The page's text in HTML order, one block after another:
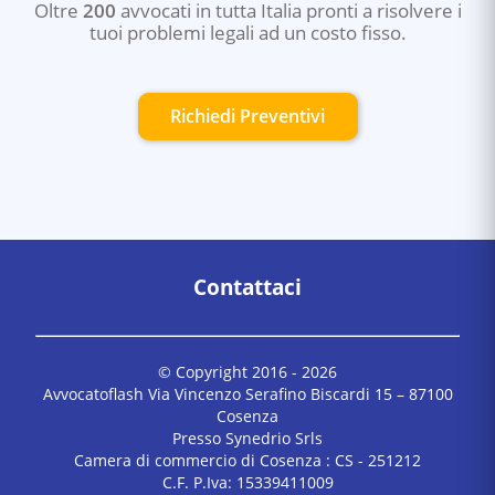
Oltre 200 avvocati in tutta Italia pronti a risolvere i
tuoi problemi legali ad un costo fisso.
Richiedi Preventivi
Contattaci
© Copyright 2016 - 2026
Avvocatoflash Via Vincenzo Serafino Biscardi 15 – 87100
Cosenza
Presso Synedrio Srls
Camera di commercio di Cosenza : CS - 251212
C.F. P.Iva: 15339411009